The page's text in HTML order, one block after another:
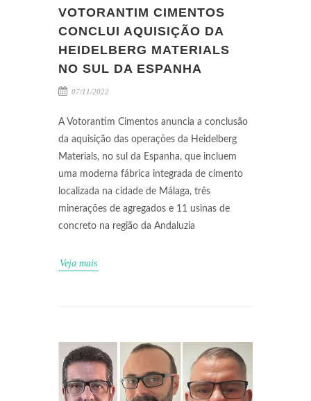
VOTORANTIM CIMENTOS
CONCLUI AQUISIÇÃO DA
HEIDELBERG MATERIALS
NO SUL DA ESPANHA
07/11/2022
A Votorantim Cimentos anuncia a conclusão
da aquisição das operações da Heidelberg
Materials, no sul da Espanha, que incluem
uma moderna fábrica integrada de cimento
localizada na cidade de Málaga, três
minerações de agregados e 11 usinas de
concreto na região da Andaluzia
Veja mais